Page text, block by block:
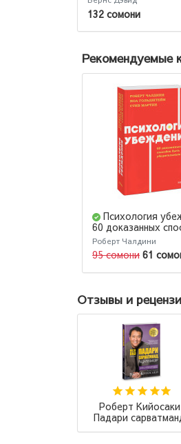
депрессию без
132 сомони
Рекомендуемые
Психология
60 доказанных
быть убедительным.
NEON
Роберт Чалдини
95 сомони 61
Отзывы и